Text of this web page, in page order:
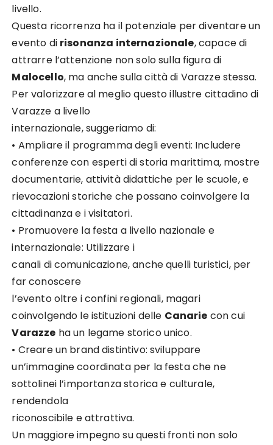
livello.
Questa ricorrenza ha il potenziale per diventare un
evento di risonanza internazionale, capace di
attrarre l’attenzione non solo sulla figura di
Malocello, ma anche sulla città di Varazze stessa.
Per valorizzare al meglio questo illustre cittadino di
Varazze a livello
internazionale, suggeriamo di:
• Ampliare il programma degli eventi: Includere
conferenze con esperti di storia marittima, mostre
documentarie, attività didattiche per le scuole, e
rievocazioni storiche che possano coinvolgere la
cittadinanza e i visitatori.
• Promuovere la festa a livello nazionale e
internazionale: Utilizzare i
canali di comunicazione, anche quelli turistici, per
far conoscere
l’evento oltre i confini regionali, magari
coinvolgendo le istituzioni delle Canarie con cui
Varazze ha un legame storico unico.
• Creare un brand distintivo: sviluppare
un’immagine coordinata per la festa che ne
sottolinei l’importanza storica e culturale,
rendendola
riconoscibile e attrattiva.
Un maggiore impegno su questi fronti non solo